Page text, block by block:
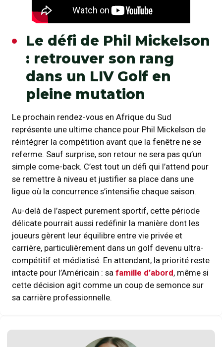
Le défi de Phil Mickelson
: retrouver son rang
dans un LIV Golf en
pleine mutation
Le prochain rendez-vous en Afrique du Sud
représente une ultime chance pour Phil Mickelson de
réintégrer la compétition avant que la fenêtre ne se
referme. Sauf surprise, son retour ne sera pas qu’un
simple come-back. C’est tout un défi qui l’attend pour
se remettre à niveau et justifier sa place dans une
ligue où la concurrence s’intensifie chaque saison.
Au-delà de l’aspect purement sportif, cette période
délicate pourrait aussi redéfinir la manière dont les
joueurs gèrent leur équilibre entre vie privée et
carrière, particulièrement dans un golf devenu ultra-
compétitif et médiatisé. En attendant, la priorité reste
intacte pour l’Américain : sa famille d’abord, même si
cette décision agit comme un coup de semonce sur
sa carrière professionnelle.